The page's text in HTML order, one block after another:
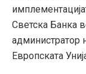
Светска Банка
администратор
Европската